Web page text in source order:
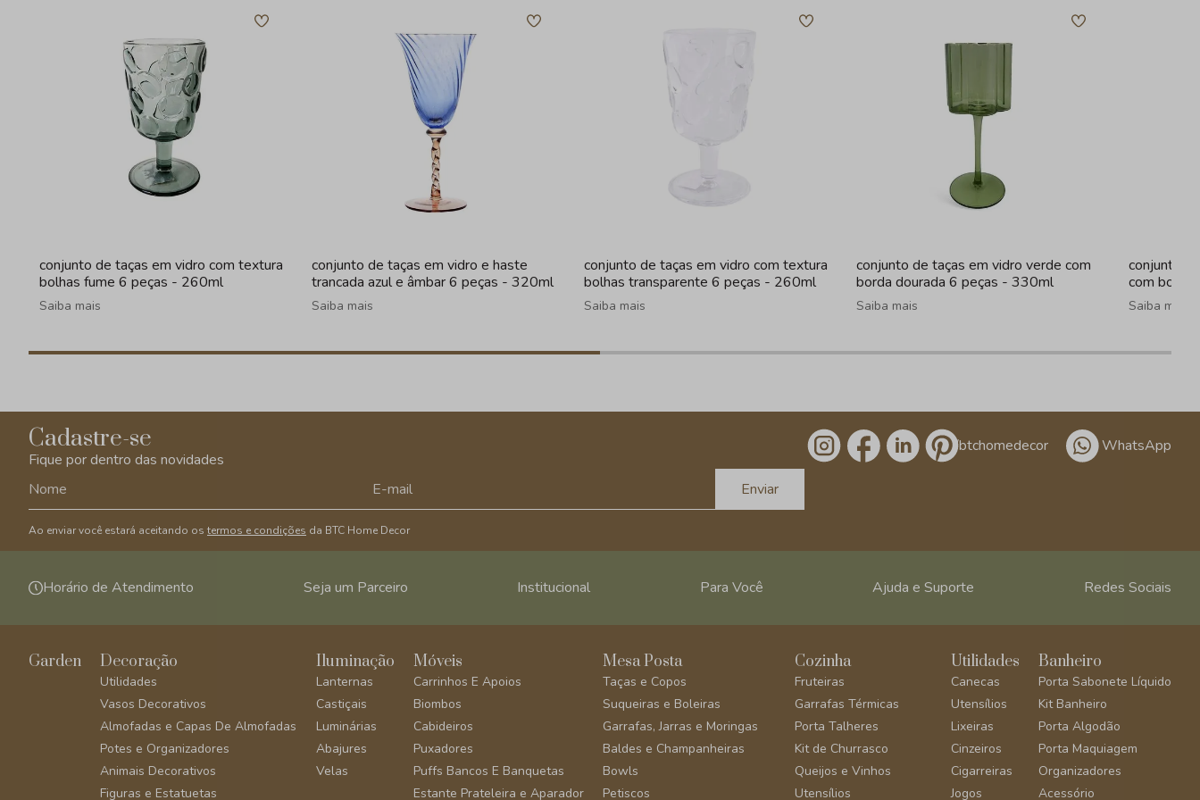
conjunto de taças em vidro com textura
bolhas fume 6 peças - 260ml
Saiba mais
conjunto de taças em vidro e haste
trancada azul e âmbar 6 peças - 320ml
Saiba mais
conjunto de taças em vidro com textura
bolhas transparente 6 peças - 260ml
Saiba mais
conjunto de taças em vidro verde com
borda dourada 6 peças - 330ml
Saiba mais
conjunto
com borda
Saiba mais
Cadastre-se
Fique por dentro das novidades
Enviar
Ao enviar você estará aceitando os termos e condições da BTC Home Decor
/btchomedecor WhatsApp
Horário de Atendimento Seja um Parceiro Institucional Para Você Ajuda e Suporte Redes Sociais
Garden Decoração
Utilidades
Vasos Decorativos
Almofadas e Capas De Almofadas
Potes e Organizadores
Animais Decorativos
Figuras e Estatuetas
Iluminação
Lanternas
Castiçais
Luminárias
Abajures
Velas
Móveis
Carrinhos E Apoios
Biombos
Cabideiros
Puxadores
Puffs Bancos E Banquetas
Estante Prateleira e Aparador
Mesa Posta
Taças e Copos
Suqueiras e Boleiras
Garrafas, Jarras e Moringas
Baldes e Champanheiras
Bowls
Petiscos
Cozinha
Fruteiras
Garrafas Térmicas
Porta Talheres
Kit de Churrasco
Queijos e Vinhos
Utensílios
Utilidades
Canecas
Utensílios
Lixeiras
Cinzeiros
Cigarreiras
Jogos
Banheiro
Porta Sabonete Líquido
Kit Banheiro
Porta Algodão
Porta Maquiagem
Organizadores
Acessório